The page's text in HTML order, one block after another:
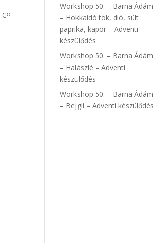
Workshop 50. – Barna Ádám
– Hokkaidó tök, dió, sült
paprika, kapor – Adventi
készülődés
Workshop 50. – Barna Ádám
– Halászlé – Adventi
készülődés
Workshop 50. – Barna Ádám
– Bejgli – Adventi készülődés